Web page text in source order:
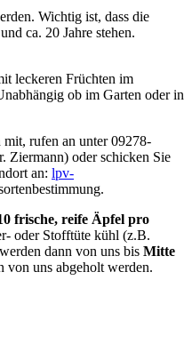
Wichtig ist, dass die
ca. 20 Jahre stehen.
leckeren Früchten im
ob im Garten oder in
rufen an unter 09278-
Ziermann) oder schicken Sie
an: lpv-
frische, reife Äpfel pro
oder Stofftüte kühl (z.B.
dann von uns bis Mitte
von uns abgeholt werden.